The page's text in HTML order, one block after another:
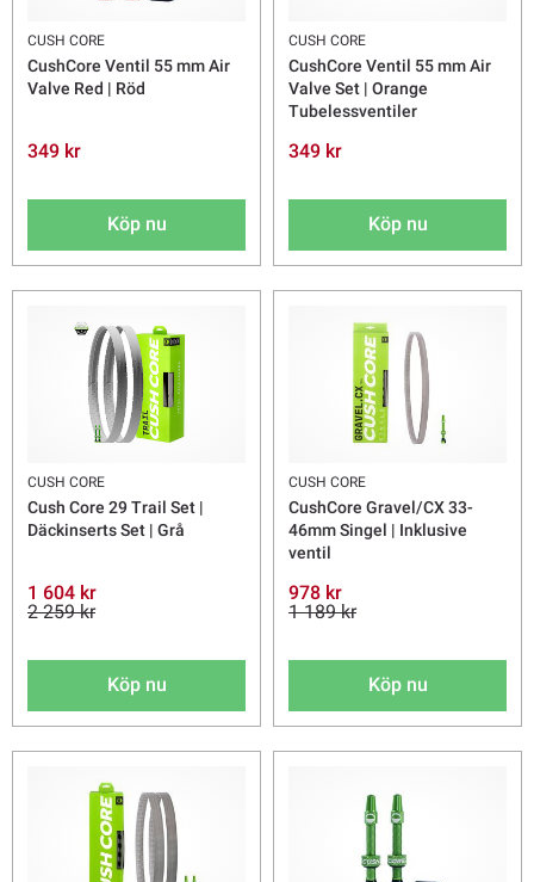
CUSH CORE
CushCore Ventil 55 mm Air
Valve Red | Röd
349 kr
Köp nu
CUSH CORE
CushCore Ventil 55 mm Air
Valve Set | Orange
Tubelessventiler
349 kr
Köp nu
CUSH CORE
Cush Core 29 Trail Set |
Däckinserts Set | Grå
1 604 kr
2 259 kr
Köp nu
CUSH CORE
CushCore Gravel/CX 33-
46mm Singel | Inklusive
ventil
978 kr
1 189 kr
Köp nu